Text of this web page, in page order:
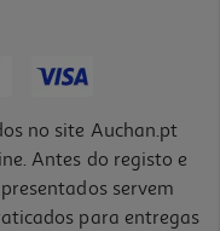
no site Auchan.pt
Antes do registo e
servem
para entregas